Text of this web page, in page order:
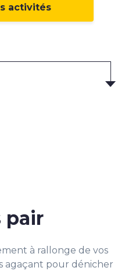
activités
à rallonge de vos
agaçant pour dénicher
pair